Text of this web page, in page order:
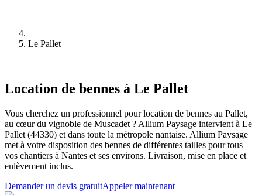
Le Pallet
Location de bennes à Le Pallet
Vous cherchez un professionnel pour location de bennes au Pallet,
au cœur du vignoble de Muscadet ? Allium Paysage intervient à Le
Pallet (44330) et dans toute la métropole nantaise. Allium Paysage
met à votre disposition des bennes de différentes tailles pour tous
vos chantiers à Nantes et ses environs. Livraison, mise en place et
enlèvement inclus.
Demander un devis gratuitAppeler maintenant